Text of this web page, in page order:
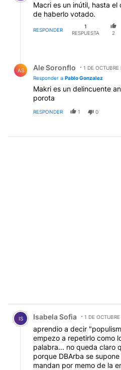
Macri es un inútil, hasta
de haberlo votado.
RESPONDER
1
RESPUESTA
2
AS Ale Soronflo
1 DE
Responder a Pablo Gonzalez
Makri es un delincuente
porota
RESPONDER 1 0
Comentario de Isabela Sofia.
IS Isabela Sofia 1 DE
aprendio a decir
empezo a repetirlo como
palabra... no queda claro
porque DBArba se
mandan por memo de la